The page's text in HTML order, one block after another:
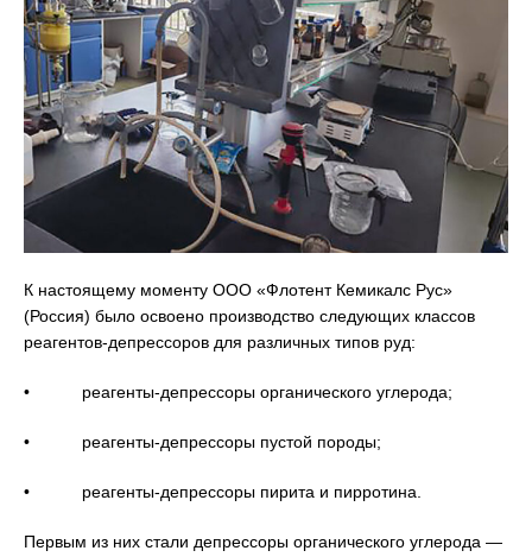
К настоящему моменту ООО «Флотент Кемикалс Рус»
(Россия) было освоено производство следующих классов
реагентов-депрессоров для различных типов руд:
• реагенты-депрессоры органического углерода;
• реагенты-депрессоры пустой породы;
• реагенты-депрессоры пирита и пирротина.
Первым из них стали депрессоры органического углерода —